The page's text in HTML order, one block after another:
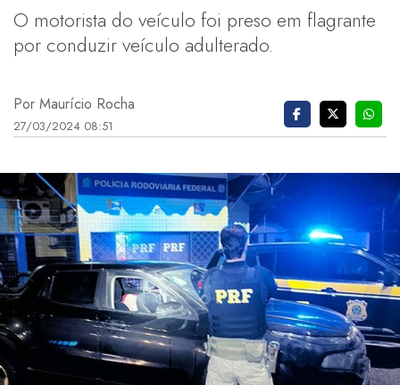
O motorista do veículo foi preso em flagrante
por conduzir veículo adulterado.
Por Maurício Rocha
27/03/2024 08:51